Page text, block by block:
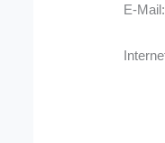
E-Mail: